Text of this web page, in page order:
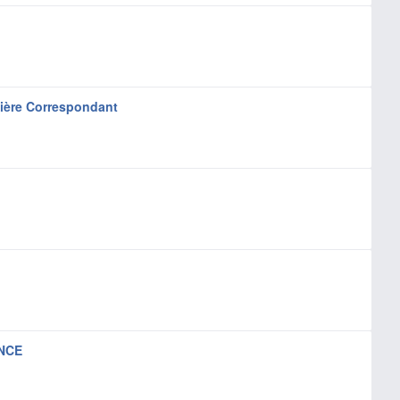
Correspondant